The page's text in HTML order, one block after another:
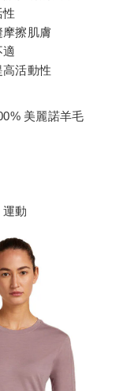
性
擦肌膚
適
活動性
美麗諾羊毛
動